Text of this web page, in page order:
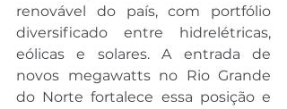
renovável do país, com portfólio
diversificado entre hidrelétricas,
eólicas e solares. A entrada de
novos megawatts no Rio Grande
do Norte fortalece essa posição e